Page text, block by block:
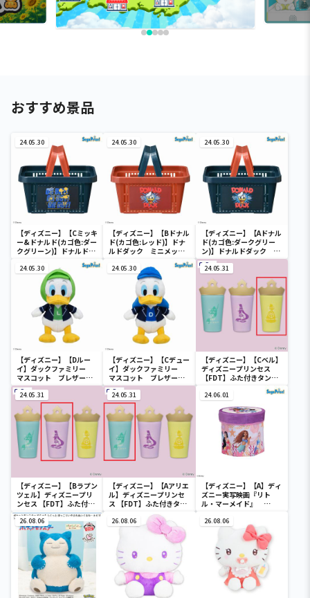
おすすめ景品
24.05.30
【ディズニー】【Cミッキ
ー&ドナルド(カゴ色:ダー
クグリーン)】ドナルドダ
ック ミニメッシュカゴ
24.05.30
【ディズニー】【Bドナル
ド(カゴ色:レッド)】ドナ
ルドダック ミニメッシ
24.05.30
【ディズニー】【Aドナル
ド(カゴ色:ダークグリー
ン)】ドナルドダック ミ
ニメッシュカゴ
24.05.30
【ディズニー】【Dルー
イ】ダックファミリー
マスコット ブレザーコ
スチューム
24.05.30
【ディズニー】【Cデュー
イ】ダックファミリー
マスコット ブレザーコ
スチューム
24.05.31
【ディズニー】【Cベル】
ディズニープリンセス
【FDT】ふた付きタンブ
24.05.31
【ディズニー】【Bラプン
ツェル】ディズニープリ
ンセス 【FDT】ふた付き
タンブラー
24.05.31
【ディズニー】【Aアリエ
ル】ディズニープリンセ
ス 【FDT】ふた付きタン
24.06.01
【ディズニー】【A】ディ
ズニー実写映画『リト
ル・マーメイド』
チェアー
26.08.06 26.08.06 26.08.06